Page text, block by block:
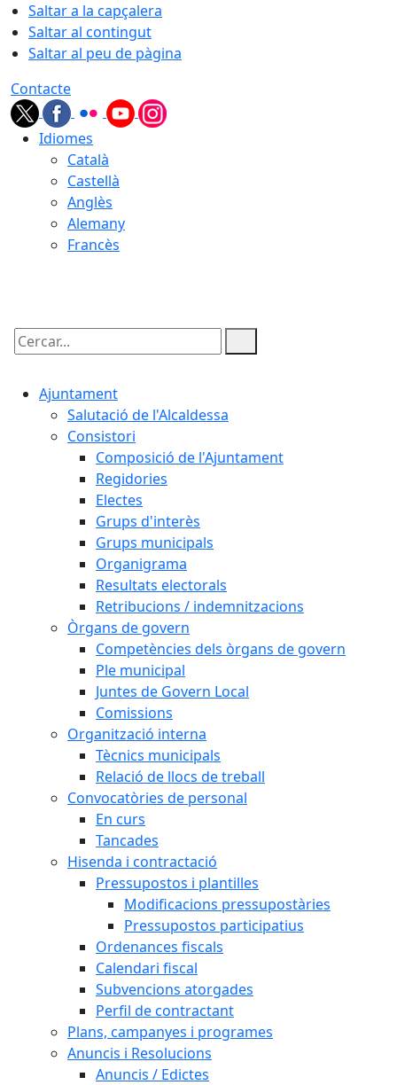
Saltar a la capçalera
Saltar al contingut
Saltar al peu de pàgina
Contacte
Idiomes
Català
Castellà
Anglès
Alemany
Francès
Cercar:
Ajuntament
Salutació de l'Alcaldessa
Consistori
Composició de l'Ajuntament
Regidories
Electes
Grups d'interès
Grups municipals
Organigrama
Resultats electorals
Retribucions / indemnitzacions
Òrgans de govern
Competències dels òrgans de govern
Ple municipal
Juntes de Govern Local
Comissions
Organització interna
Tècnics municipals
Relació de llocs de treball
Convocatòries de personal
En curs
Tancades
Hisenda i contractació
Pressupostos i plantilles
Modificacions pressupostàries
Pressupostos participatius
Ordenances fiscals
Calendari fiscal
Subvencions atorgades
Perfil de contractant
Plans, campanyes i programes
Anuncis i Resolucions
Anuncis / Edictes